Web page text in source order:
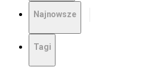
Najnowsze
Tagi